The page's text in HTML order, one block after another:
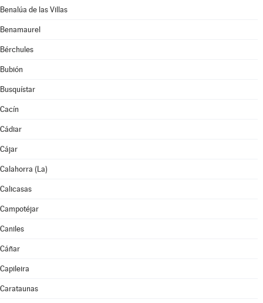
Benalúa de las Villas
Benamaurel
Bérchules
Bubión
Busquístar
Cacín
Cádiar
Cájar
Calahorra (La)
Calicasas
Campotéjar
Caniles
Cáñar
Capileira
Carataunas